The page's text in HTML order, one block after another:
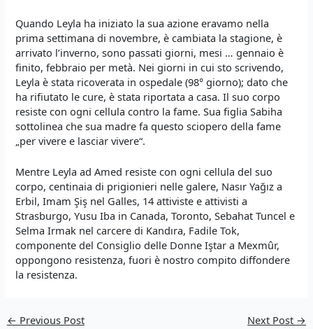
Quando Leyla ha iniziato la sua azione eravamo nella
prima settimana di novembre, è cambiata la stagione, è
arrivato l’inverno, sono passati giorni, mesi … gennaio è
finito, febbraio per metà. Nei giorni in cui sto scrivendo,
Leyla è stata ricoverata in ospedale (98° giorno); dato che
ha rifiutato le cure, è stata riportata a casa. Il suo corpo
resiste con ogni cellula contro la fame. Sua figlia Sabiha
sottolinea che sua madre fa questo sciopero della fame
„per vivere e lasciar vivere“.
Mentre Leyla ad Amed resiste con ogni cellula del suo
corpo, centinaia di prigionieri nelle galere, Nasır Yağız a
Erbil, Imam Şiş nel Galles, 14 attiviste e attivisti a
Strasburgo, Yusu Iba in Canada, Toronto, Sebahat Tuncel e
Selma Irmak nel carcere di Kandıra, Fadile Tok,
componente del Consiglio delle Donne Iştar a Mexmûr,
oppongono resistenza, fuori è nostro compito diffondere
la resistenza.
← Previous Post Next Post →